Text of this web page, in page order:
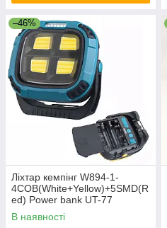
–46%
Ліхтар кемпінг W894-1-
4COB(White+Yellow)+5SMD(R
ed) Power bank UT-77
В наявності